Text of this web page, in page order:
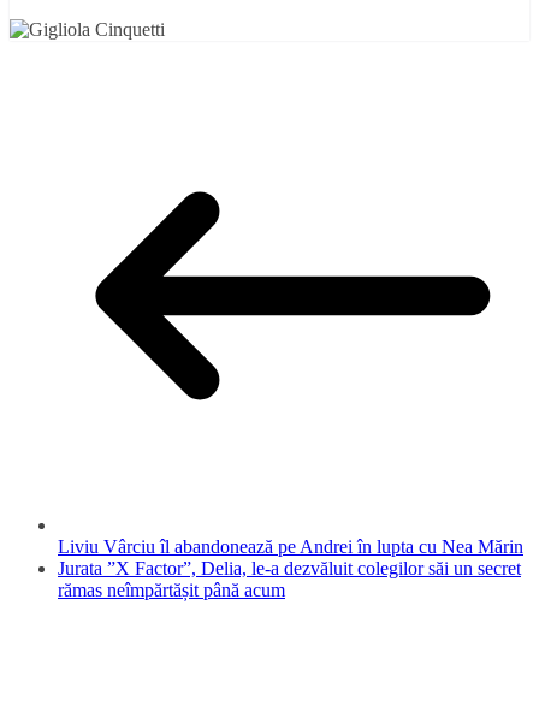
Liviu Vârciu îl abandonează pe Andrei în lupta cu Nea Mărin
Jurata ”X Factor”, Delia, le-a dezvăluit colegilor săi un secret
rămas neîmpărtășit până acum